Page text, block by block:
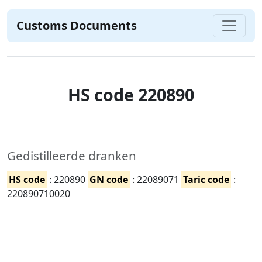
Customs Documents
HS code 220890
Gedistilleerde dranken
HS code : 220890 GN code : 22089071 Taric code :
220890710020